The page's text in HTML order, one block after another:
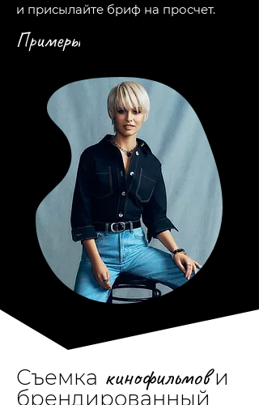
и присылайте бриф на просчет.
Примеры
Съемка кинофильмов и
брендированный